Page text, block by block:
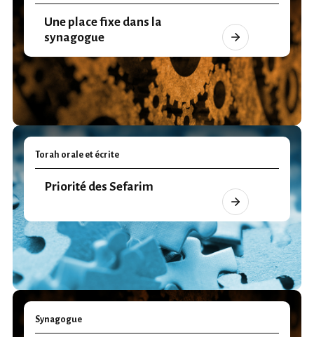
Une place fixe dans la
synagogue
Torah orale et écrite
Priorité des Sefarim
Synagogue